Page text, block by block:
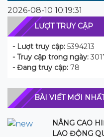
2026-08-10 10:19:31
LƯỢT TRUY CẬP
- Lượt truy cập: 5394213
- Truy cập trong ngày:
- Đang truy cập: 78
BÀI VIẾT MỚI
NÂNG CAO
LAO ĐỘNG